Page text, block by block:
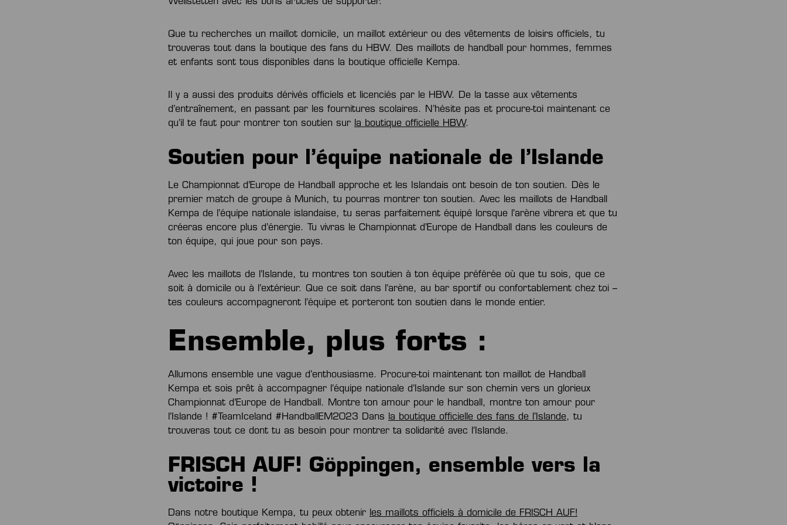
Que tu recherches un maillot domicile, un maillot extérieur ou des vêtements de loisirs officiels, tu
trouveras tout dans la boutique des fans du HBW. Des maillots de handball pour hommes, femmes
et enfants sont tous disponibles dans la boutique officielle Kempa.
Il y a aussi des produits dérivés officiels et licenciés par le HBW. De la tasse aux vêtements
d’entraînement, en passant par les fournitures scolaires. N’hésite pas et procure-toi maintenant ce
qu’il te faut pour montrer ton soutien sur la boutique officielle HBW.
Soutien pour l’équipe nationale de l’Islande
Le Championnat d’Europe de Handball approche et les Islandais ont besoin de ton soutien. Dès le
premier match de groupe à Munich, tu pourras montrer ton soutien. Avec les maillots de Handball
Kempa de l’équipe nationale islandaise, tu seras parfaitement équipé lorsque l’arène vibrera et que tu
créeras encore plus d’énergie. Tu vivras le Championnat d’Europe de Handball dans les couleurs de
ton équipe, qui joue pour son pays.
Avec les maillots de l’Islande, tu montres ton soutien à ton équipe préférée où que tu sois, que ce
soit à domicile ou à l’extérieur. Que ce soit dans l’arène, au bar sportif ou confortablement chez toi –
tes couleurs accompagneront l’équipe et porteront ton soutien dans le monde entier.
Ensemble, plus forts :
Allumons ensemble une vague d’enthousiasme. Procure-toi maintenant ton maillot de Handball
Kempa et sois prêt à accompagner l’équipe nationale d’Islande sur son chemin vers un glorieux
Championnat d’Europe de Handball. Montre ton amour pour le handball, montre ton amour pour
l’Islande ! #TeamIceland #HandballEM2023 Dans
la boutique officielle des fans de l’Islande, tu
trouveras tout ce dont tu as besoin pour montrer ta solidarité avec l’Islande.
FRISCH AUF! Göppingen, ensemble vers la
victoire !
Dans notre boutique Kempa, tu peux obtenir les maillots officiels à domicile de FRISCH AUF!